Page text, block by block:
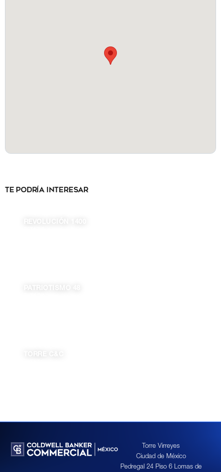
Te podría interesar
TORRE C&C
Torre Virreyes
Ciudad de México
Pedregal 24 Piso 6 Lomas de